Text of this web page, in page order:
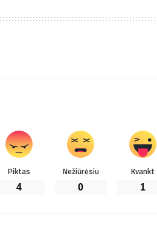
Piktas
4
Nežiūrėsiu
0
Kvankt
1